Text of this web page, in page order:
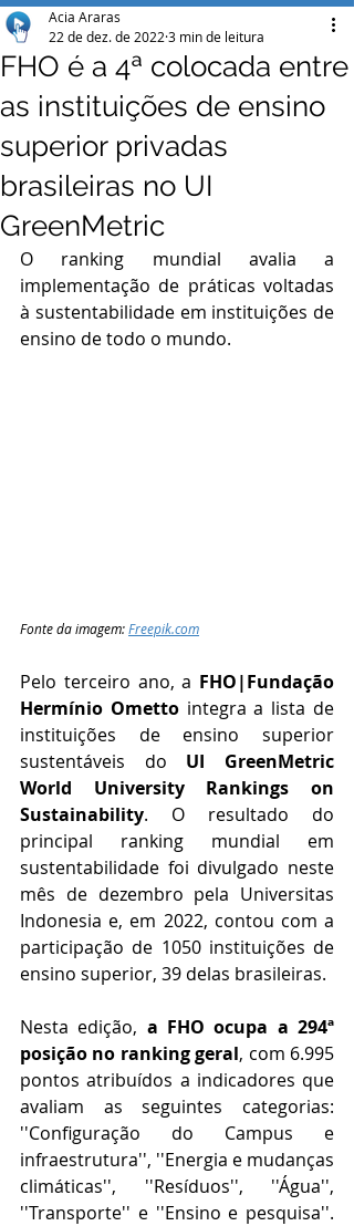
FHO é a 4ª colocada entre
as instituições de ensino
superior privadas
brasileiras no UI
GreenMetric
Acia Araras
22 de dez. de 2022 3 min de leitura
O ranking mundial avalia a
implementação de práticas voltadas
à sustentabilidade em instituições de
ensino de todo o mundo.
Fonte da imagem: Freepik.com
Pelo terceiro ano, a FHO|Fundação
Hermínio Ometto integra a lista de
instituições de ensino superior
sustentáveis do UI GreenMetric
World University Rankings on
Sustainability. O resultado do
principal ranking mundial em
sustentabilidade foi divulgado neste
mês de dezembro pela Universitas
Indonesia e, em 2022, contou com a
participação de 1050 instituições de
ensino superior, 39 delas brasileiras.
Nesta edição, a FHO ocupa a 294ª
posição no ranking geral, com 6.995
pontos atribuídos a indicadores que
avaliam as seguintes categorias:
''Configuração do Campus e
infraestrutura'', ''Energia e mudanças
climáticas'', ''Resíduos'', ''Água'',